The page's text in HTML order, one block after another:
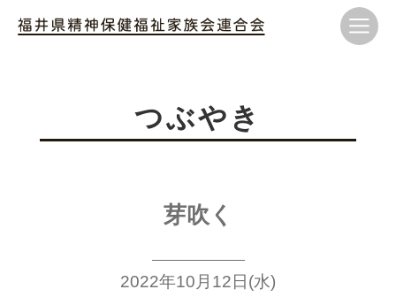
つぶやき
芽吹く
2022年10月12日(水)